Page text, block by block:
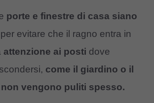
porte e finestre di casa siano
per evitare che il ragno entra in
attenzione ai posti dove
come il giardino o il
vengono puliti spesso.